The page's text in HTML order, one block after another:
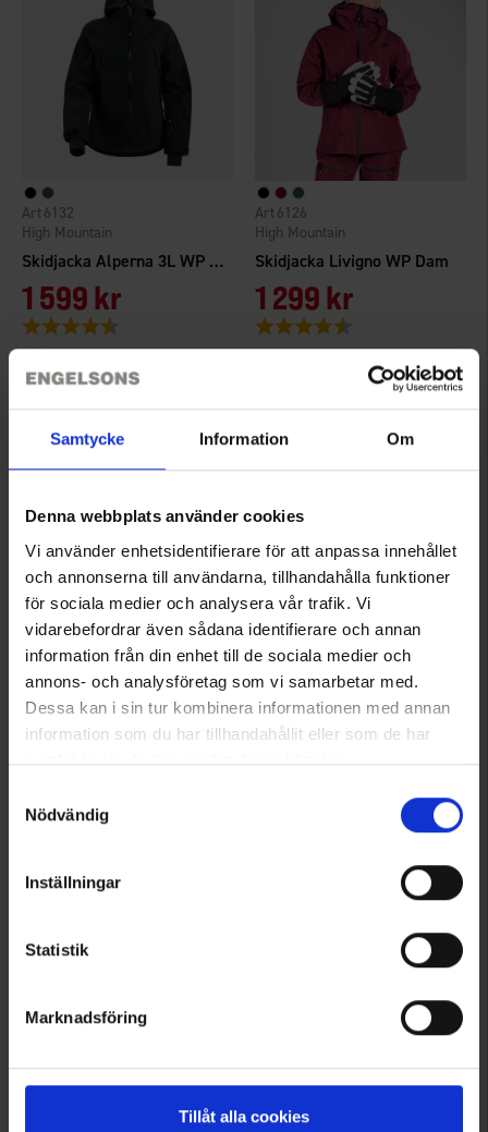
Samtycke Information Om
Denna webbplats använder cookies
Vi använder enhetsidentifierare för att anpassa innehållet
och annonserna till användarna, tillhandahålla funktioner
för sociala medier och analysera vår trafik. Vi
vidarebefordrar även sådana identifierare och annan
information från din enhet till de sociala medier och
annons- och analysföretag som vi samarbetar med.
Dessa kan i sin tur kombinera informationen med annan
information som du har tillhandahållit eller som de har
samlat in när du har använt deras tjänster.
Nödvändig
Inställningar
Statistik
Marknadsföring
Tillåt alla cookies
Skidjacka Alperna 3L WP Dam
High Mountain
6132
1 599 kr
Betyg:
Skidjacka Livigno WP Dam
High Mountain
6126
1 299 kr
Betyg:
Skidbyxa Livigno WP Dam
High Mountain
6128
999 kr
Betyg: 4.4 utav 5 stjärnor
High Mountain
6132
1 599 kr
Betyg: 4.3 utav 5 stjärnor
Termobyxa Himmelfjäll WP Dam Termobyxa Himmelfjäll WP Dam
699 kr